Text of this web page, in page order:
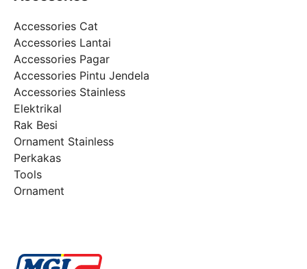
Accessories Cat
Accessories Lantai
Accessories Pagar
Accessories Pintu Jendela
Accessories Stainless
Elektrikal
Rak Besi
Ornament Stainless
Perkakas
Tools
Ornament